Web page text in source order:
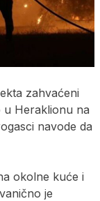
zahvaćeni
u Heraklionu na
navode da
okolne kuće i
je